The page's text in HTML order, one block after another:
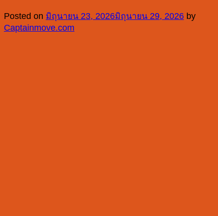
Posted on มิถุนายน 23, 2026มิถุนายน 29, 2026 by
Captainmove.com